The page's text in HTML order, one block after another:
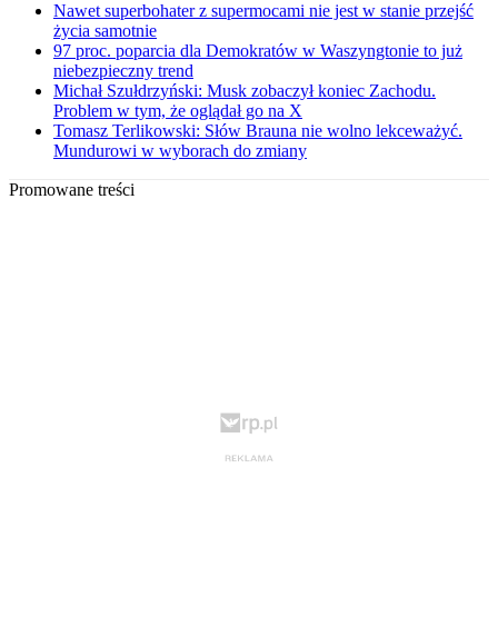
Nawet superbohater z supermocami nie jest w stanie przejść
życia samotnie
97 proc. poparcia dla Demokratów w Waszyngtonie to już
niebezpieczny trend
Michał Szułdrzyński: Musk zobaczył koniec Zachodu.
Problem w tym, że oglądał go na X
Tomasz Terlikowski: Słów Brauna nie wolno lekceważyć.
Mundurowi w wyborach do zmiany
Promowane treści